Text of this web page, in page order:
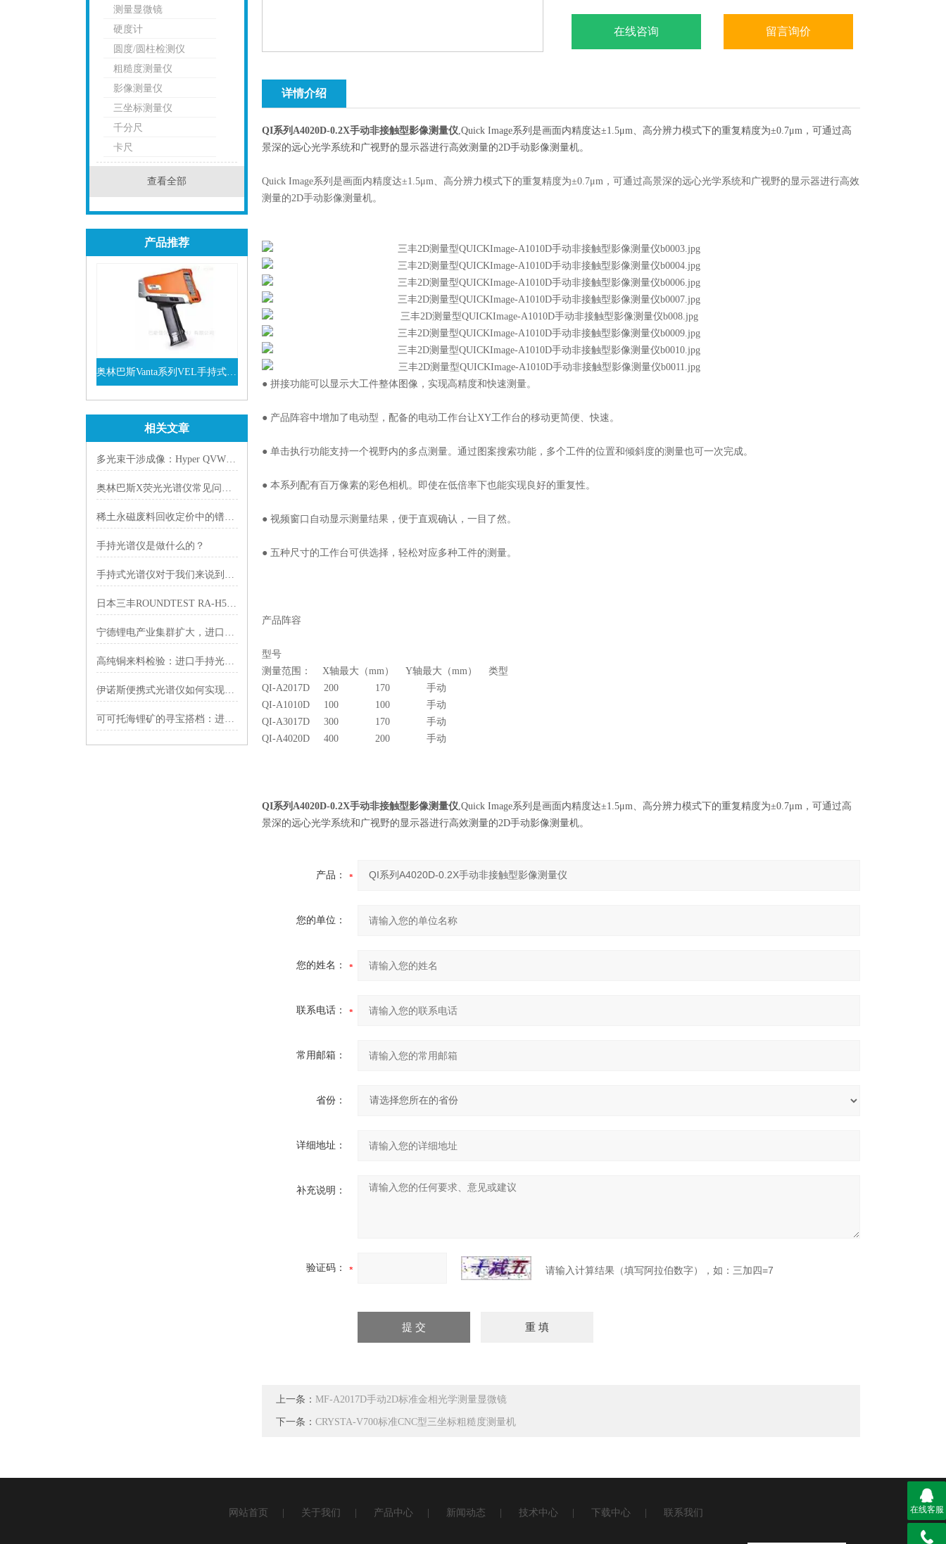
测量显微镜
硬度计
圆度/圆柱检测仪
粗糙度测量仪
影像测量仪
三坐标测量仪
千分尺
卡尺
查看全部
产品推荐
奥林巴斯Vanta系列VEL手持式XRF光谱仪
查看详情
相关文章
多光束干涉成像：Hyper QVWLI 影像测量仪三维测量核心原理
奥林巴斯X荧光光谱仪常见问题解答
稀土永磁废料回收定价中的镨钕镝铽配比快速评估方法
手持光谱仪是做什么的？
手持式光谱仪对于我们来说到底有什么作用呢?
日本三丰ROUNDTEST RA-H5200 PLUS如何实现高精度CNC测量？
宁德锂电产业集群扩大，进口手持光谱仪正极材料铜锌杂质管控？
高纯铜来料检验：进口手持光谱仪对铜含量及杂质元素的半定量评估
伊诺斯便携式光谱仪如何实现元素分析？
可可托海锂矿的寻宝搭档：进口手持光谱仪和地质锤组队，铷信号一跳就知道
在线咨询 留言询价
详情介绍
QI系列A4020D-0.2X手动非接触型影像测量仪,Quick Image系列是画面内精度达±1.5μm、高分辨力模式下的重复精度为±0.7μm，可通过高
景深的远心光学系统和广视野的显示器进行高效测量的2D手动影像测量机。
Quick Image系列是画面内精度达±1.5μm、高分辨力模式下的重复精度为±0.7μm，可通过高景深的远心光学系统和广视野的显示器进行高效
测量的2D手动影像测量机。
● 拼接功能可以显示大工件整体图像，实现高精度和快速测量。
● 产品阵容中增加了电动型，配备的电动工作台让XY工作台的移动更简便、快速。
● 单击执行功能支持一个视野内的多点测量。通过图案搜索功能，多个工件的位置和倾斜度的测量也可一次完成。
● 本系列配有百万像素的彩色相机。即使在低倍率下也能实现良好的重复性。
● 视频窗口自动显示测量结果，便于直观确认，一目了然。
● 五种尺寸的工作台可供选择，轻松对应多种工件的测量。
产品阵容
型号
测量范围： X轴最大（mm） Y轴最大（mm） 类型
QI-A2017D 200 170 手动
QI-A1010D 100 100 手动
QI-A3017D 300 170 手动
QI-A4020D 400 200 手动
QI系列A4020D-0.2X手动非接触型影像测量仪,Quick Image系列是画面内精度达±1.5μm、高分辨力模式下的重复精度为±0.7μm，可通过高
景深的远心光学系统和广视野的显示器进行高效测量的2D手动影像测量机。
产品：
您的单位：
您的姓名：
联系电话：
常用邮箱：
省份：
详细地址：
补充说明：
验证码： 请输入计算结果（填写阿拉伯数字），如：三加四=7
上一条： MF-A2017D手动2D标准金相光学测量显微镜
下一条： CRYSTA-V700标准CNC型三坐标粗糙度测量机
网站首页 关于我们 产品中心 新闻动态 技术中心 下载中心 联系我们 在线客服